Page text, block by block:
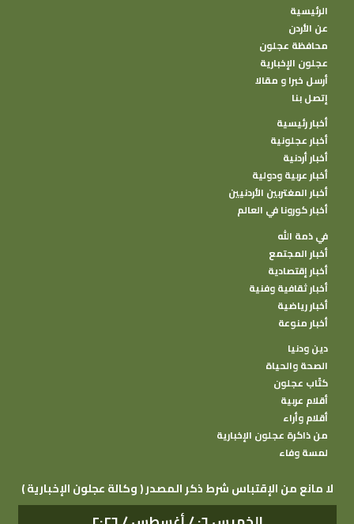
الرئيسية
عن الأردن
محافظة عجلون
عجلون الإخبارية
أرسل خبرا و مقالا
إتصل بنا
أخبار رئيسية
أخبار عجلونية
أخبار أردنية
أخبار عربية ودولية
أخبار المغتربين الأردنيين
أخبار كورونا في العالم
في ذمة الله
أخبار المجتمع
أخبار إقتصادية
أخبار ثقافية وفنية
أخبار رياضية
أخبار منوعة
دين ودنيا
الصحة والحياة
كتًاب عجلون
أقلام عربية
أقلام وأراء
من ذاكرة عجلون الإخبارية
لمسة وفاء
( وكالة عجلون الإخبارية ) لا مانع من الإقتباس شرط ذكر المصدر